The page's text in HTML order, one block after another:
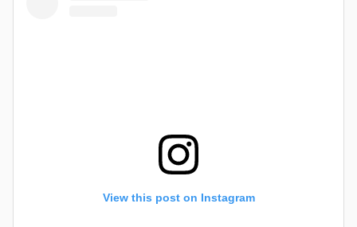
View this post on Instagram